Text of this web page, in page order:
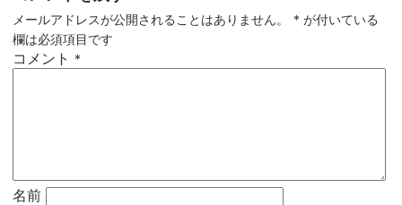
メールアドレスが公開されることはありません。 * が付いている
欄は必須項目です
コメント *
名前